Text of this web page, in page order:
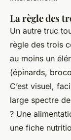
La règle des
Un autre truc
règle des trois
au moins un
(épinards,
C’est visuel,
large spectre
? Une
une fiche